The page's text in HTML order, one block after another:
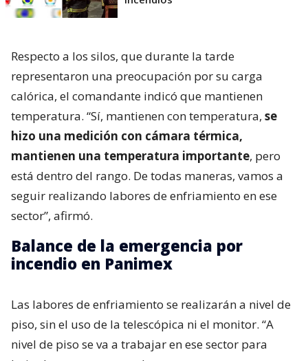
Respecto a los silos, que durante la tarde
representaron una preocupación por su carga
calórica, el comandante indicó que mantienen
temperatura. “Sí, mantienen con temperatura, se
hizo una medición con cámara térmica,
mantienen una temperatura importante, pero
está dentro del rango. De todas maneras, vamos a
seguir realizando labores de enfriamiento en ese
sector”, afirmó.
Balance de la emergencia por
incendio en Panimex
Las labores de enfriamiento se realizarán a nivel de
piso, sin el uso de la telescópica ni el monitor. “A
nivel de piso se va a trabajar en ese sector para